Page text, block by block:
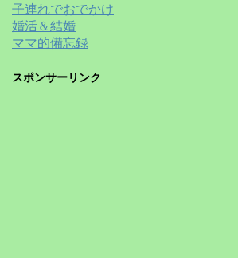
子連れでおでかけ
婚活＆結婚
ママ的備忘録
スポンサーリンク